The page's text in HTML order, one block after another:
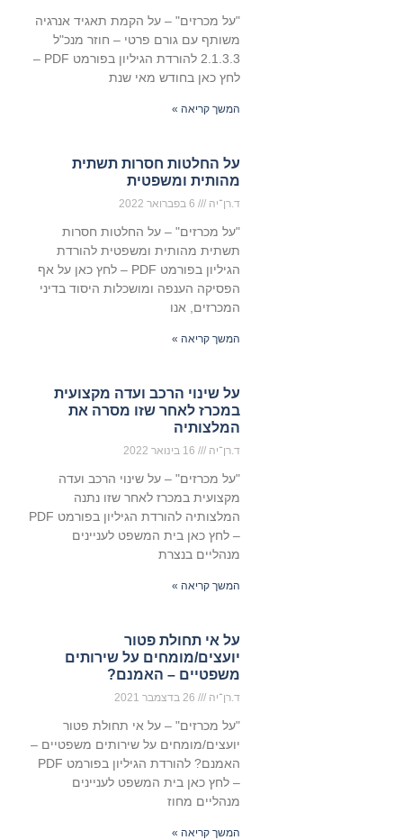
"על מכרזים" – על הקמת תאגיד אנרגיה
משותף עם גורם פרטי – חוזר מנכ"ל
2.1.3.3 להורדת הגיליון בפורמט PDF –
לחץ כאן בחודש מאי שנת
המשך קריאה »
על החלטות חסרות תשתית
מהותית ומשפטית
ד.רן־יה
"על מכרזים" – על החלטות חסרות
תשתית מהותית ומשפטית להורדת
הגיליון בפורמט PDF – לחץ כאן על אף
הפסיקה הענפה ומושכלות היסוד בדיני
המכרזים, אנו
המשך קריאה »
על שינוי הרכב ועדה מקצועית
במכרז לאחר שזו מסרה את
המלצותיה
ד.רן־יה
"על מכרזים" – על שינוי הרכב ועדה
מקצועית במכרז לאחר שזו נתנה
המלצותיה להורדת הגיליון בפורמט PDF
– לחץ כאן בית המשפט לעניינים
מנהליים בנצרת
המשך קריאה »
על אי תחולת פטור
יועצים/מומחים על שירותים
משפטיים – האמנם?
ד.רן־יה
"על מכרזים" – על אי תחולת פטור
יועצים/מומחים על שירותים משפטיים –
האמנם? להורדת הגיליון בפורמט PDF
– לחץ כאן בית המשפט לעניינים
מנהליים מחוז
המשך קריאה »